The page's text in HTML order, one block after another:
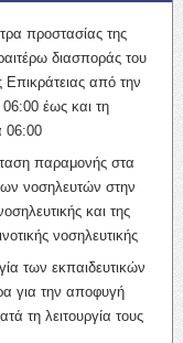
προστασίας της
διασποράς του
από την
έως και τη
06:00
παραμονής στα
νοσηλευτών στην
και της
νοσηλευτικής
των εκπαιδευτικών
για την αποφυγή
τη λειτουργία τους